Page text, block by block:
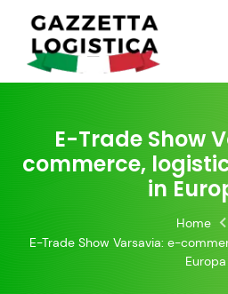
content
E-Trade Show
commerce,
in
Home
E-Trade Show Varsavia: e-
Europa